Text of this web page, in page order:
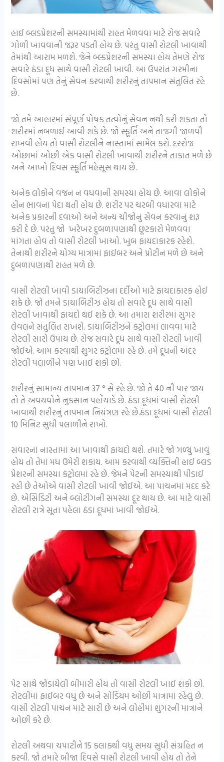
હાઈ બ્લડપ્રેશરની સમસ્યામાંથી રાહત મેળવવા માટે રોજ સવારે
ગોળી ખાવવાની જરૂર પડતી હોય છે. પરંતુ વાસી રોટલી ખાવાથી
તેમાંથી આરામ મળશે. જેને બ્લ્ડપ્રેશરની સમસ્યા હોય તેમણે રોજ
સવારે ઠંડા દૂધ સાથે વાસી રોટલી ખાવી. આ ઉપરાંત ગરમીના
દિવસોમાં પણ તેનું સેવન કરવાથી શરીરનું તાપમાન સંતુલિત રહે
છે.
જો તમે આહારમાં સંપૂર્ણ પોષક તત્વોનું સેવન નથી કરી શકતા તો
શરીરમાં નબળાઈ આવી શકે છે. જો સ્ફૂર્તિ અને તાજગી જાળવી
રાખવી હોય તો વાસી રોટલીને નાસ્તામાં સામેલ કરો. દરરોજ
ઓછામાં ઓછી એક વાસી રોટલી ખાવાથી શરીરને તાકાત મળે છે
અને આખો દિવસ સ્ફૂર્તિ મહેસૂસ થાય છે.
અનેક લોકોને વજન ન વધવાની સમસ્યા હોય છે. આવા લોકોને
હીન ભાવના પેદા થતી હોય છે. શરીર પર ચરબી વધારવા માટે
અનેક પ્રકારની દવાઓ અને અન્ય ચીજોનું સેવન કરવાનું શરૂ
કરી દે છે. પરંતુ જો ખરેખર દુબળાપણાથી છૂટકારો મેળવવા
માંગતા હોવ તો વાસી રોટલી ખાઓ. ખુબ ફાયદાકારક રહેશે.
તેનાથી શરીરને યોગ્ય માત્રામાં ફાઈબર અને પ્રોટીન મળે છે અને
દુબળાપણાથી રાહત મળે છે.
વાસી રોટલી ખાવી ડાયાબિટીઝના દર્દીઓ માટે ફાયદાકારક હોઈ
શકે છે. જો તમને ડાયાબિટીઝ હોય તો સવારે દૂધ સાથે વાસી
રોટલી ખાવાથી ફાયદો થઈ શકે છે. આ તમારા શરીરમાં સુગર
લેવલને સંતુલિત રાખશે. ડાયાબિટીઝને કંટ્રોલમાં લાવવા માટે
રોટલી સારો ઉપાય છે. રોજ સવારે દૂધ સાથે વાસી રોટલી ખાવી
જોઈએ. આમ કરવાથી શુગર કંટ્રોલમાં રહે છે. તમે દૂધની અંદર
રોટલી પલાળીને પણ ખાઈ શકો છો.
શરીરનું સામાન્ય તાપમાન 37 ° સે રહે છે. જો તે 40 ની પાર જાય
તો તે અવયવોને નુકસાન પહોંચાડે છે. ઠંડા દૂધમાં વાસી રોટલી
ખાવાથી શરીરનું તાપમાન નિયંત્રણ રહે છે.ઠંડા દૂધમાં વાસી રોટલી
10 મિનિટ સુધી પલાળીને રાખો.
સવારના નાસ્તામાં આ ખાવાથી ફાયદો થશે. તમારે જો ગળ્યું ખાવું
હોય તો તેમાં મધ ઉમેરી શકાય. આમ કરવાથી વ્યક્તિની હાઈ બ્લડ
પ્રેશરની સમસ્યા કંટ્રોલમાં રહે છે. જેમને પેટની સમસ્યાથી પીડાઈ
રહી છે તેઓએ વાસી રોટલી ખાવી જોઈએ. આ પાચનમાં મદદ કરે
છે. એસિડિટી અને બ્લોટીંગની સમસ્યા દૂર થાય છે. આ માટે વાસી
રોટલી રાત્રે સૂતા પહેલા ઠંડા દૂધમાં ખાવી જોઈએ.
પેટ સાથે જોડાયેલી બીમારી હોય તો વાસી રોટલી ખાઈ શકો છો.
રોટલીમાં ફાઈબર વધુ છે અને સોડિયમ ઓછી માત્રામાં રહેલું છે.
વાસી રોટલી પાચન માટે સારી છે અને લોહીમાં શુગરની માત્રાને
ઓછી કરે છે.
રોટલી અથવા ચપાટીને 15 કલાકથી વધુ સમય સુધી સંગ્રહિત ન
કરવી. જો તમારે બીજા દિવસે વાસી રોટલી ખાવી હોય તો તેને